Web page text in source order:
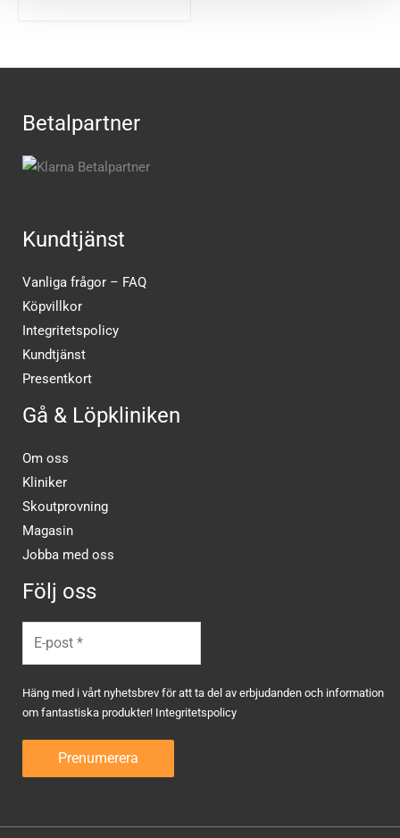
Betalpartner
Kundtjänst
Vanliga frågor – FAQ
Köpvillkor
Integritetspolicy
Kundtjänst
Presentkort
Gå & Löpkliniken
Om oss
Kliniker
Skoutprovning
Magasin
Jobba med oss
Följ oss
Häng med i vårt nyhetsbrev för att ta del av erbjudanden och information
om fantastiska produkter! Integritetspolicy